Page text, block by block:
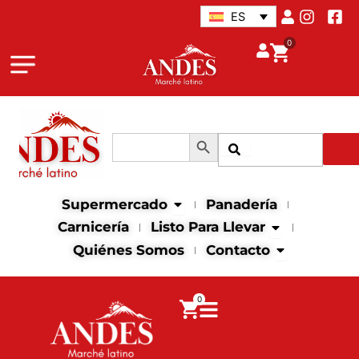
ES
0
Buscar: Botón de búsqueda
Supermercado Abrir supermercado
Panadería
Carnicería
Listo Para Llevar Abrir Listo
Quiénes Somos Contacto Abrir
0